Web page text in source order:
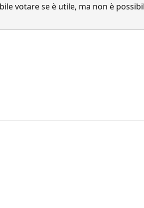
votare se è utile, ma non è